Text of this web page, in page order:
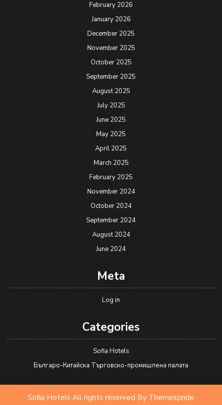
February 2026
January 2026
December 2025
November 2025
October 2025
September 2025
August 2025
July 2025
June 2025
May 2025
April 2025
March 2025
February 2025
November 2024
October 2024
September 2024
August 2024
June 2024
Meta
Log in
Categories
Sofia Hotels
Българо-Китайска Търговско-промишлена палaта
Sofia Hotels All rights reserved By Themespride